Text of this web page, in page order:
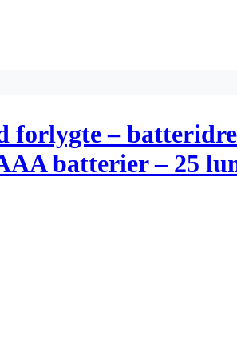
forlygte –
batterier – 25